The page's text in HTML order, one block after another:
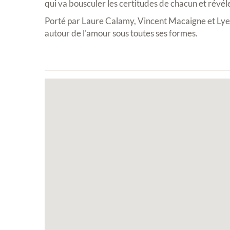
qui va bousculer les certitudes de chacun et
Porté par Laure Calamy, Vincent Macaigne et
autour de l'amour sous toutes ses formes.